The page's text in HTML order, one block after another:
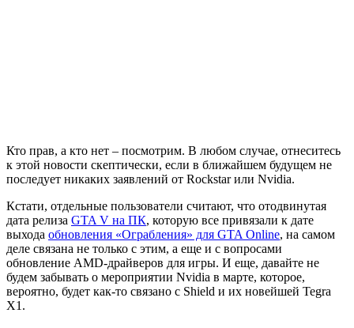
Кто прав, а кто нет – посмотрим. В любом случае, отнеситесь
к этой новости скептически, если в ближайшем будущем не
последует никаких заявлений от Rockstar или Nvidia.
Кстати, отдельные пользователи считают, что отодвинутая
дата релиза GTA V на ПК, которую все привязали к дате
выхода обновления «Ограбления» для GTA Online, на самом
деле связана не только с этим, а еще и с вопросами
обновление AMD-драйверов для игры. И еще, давайте не
будем забывать о мероприятии Nvidia в марте, которое,
вероятно, будет как-то связано с Shield и их новейшей Tegra
X1.